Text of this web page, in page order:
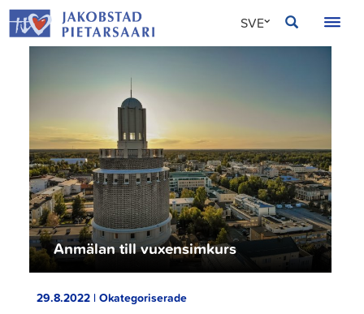
Hoppa
till
innehållet
SVE
Anmälan till vuxensimkurs
29.8.2022 | Okategoriserade